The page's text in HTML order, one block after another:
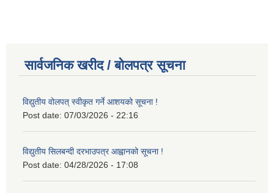
सार्वजनिक खरीद / बोलपत्र सूचना
विद्युतीय वोलपत् स्वीकृत गर्ने आशयको सूचना !
Post date: 07/03/2026 - 22:16
विद्युतीय सिलबन्दी दरभाउपत्र आह्वानको सूचना !
Post date: 04/28/2026 - 17:08